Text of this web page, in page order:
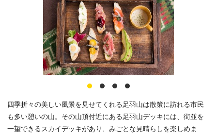
四季折々の美しい風景を見せてくれる足羽山は散策に訪れる市民
も多い憩いの山。その山頂付近にある足羽山デッキには、街並を
一望できるスカイデッキがあり、みごとな見晴らしを楽しめま